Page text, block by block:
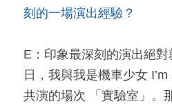
刻的一場演出經驗？
E：印象最深刻的演出絕
日，我與我是機車少女
共演的場次 「實驗室」。